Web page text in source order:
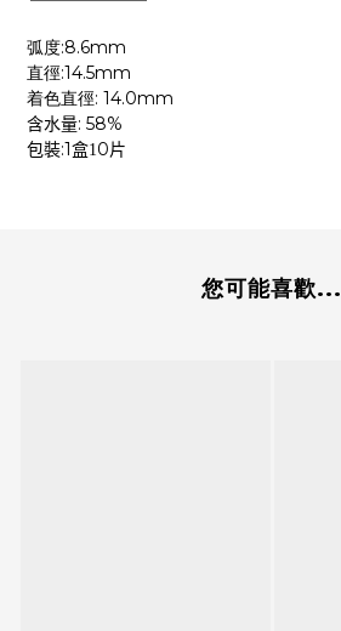
弧度:8.6mm
直徑:14.5mm
着色直徑: 14.0mm
含水量: 58%
包裝:1 盒10片
您可能喜歡...